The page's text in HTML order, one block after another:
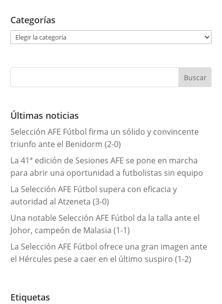
Categorías
g
r
a
s
Últimas noticias
Selección AFE Fútbol firma un sólido y convincente
triunfo ante el Benidorm (2-0)
La 41ª edición de Sesiones AFE se pone en marcha
para abrir una oportunidad a futbolistas sin equipo
La Selección AFE Fútbol supera con eficacia y
autoridad al Atzeneta (3-0)
Una notable Selección AFE Fútbol da la talla ante el
Johor, campeón de Malasia (1-1)
La Selección AFE Fútbol ofrece una gran imagen ante
el Hércules pese a caer en el último suspiro (1-2)
Etiquetas